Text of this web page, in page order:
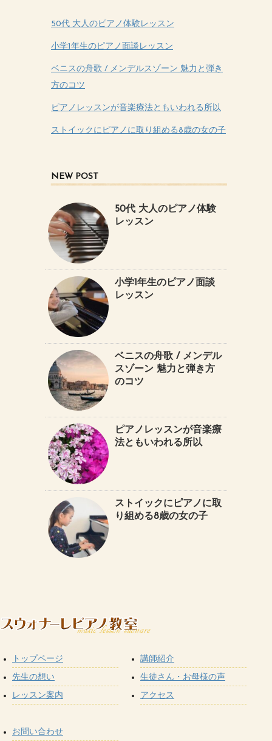
50代 大人のピアノ体験レッスン
小学1年生のピアノ面談レッスン
ベニスの舟歌 / メンデルスゾーン 魅力と弾き
方のコツ
ピアノレッスンが音楽療法ともいわれる所以
ストイックにピアノに取り組める8歳の女の子
NEW POST
50代 大人のピアノ体験
レッスン
小学1年生のピアノ面談
レッスン
ベニスの舟歌 / メンデル
スゾーン 魅力と弾き方
のコツ
ピアノレッスンが音楽療
法ともいわれる所以
ストイックにピアノに取
り組める8歳の女の子
トップページ
先生の想い
レッスン案内
講師紹介
生徒さん・お母様の声
アクセス
お問い合わせ